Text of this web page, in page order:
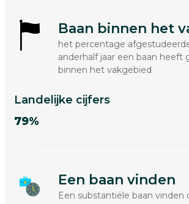
Baan binnen het
het percentage
anderhalf jaar een baan heeft
binnen het vakgebied
Landelijke cijfers
79%
Een baan vinden
Een substantiële baan vinden